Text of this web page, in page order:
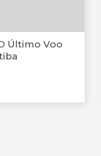
Último Voo